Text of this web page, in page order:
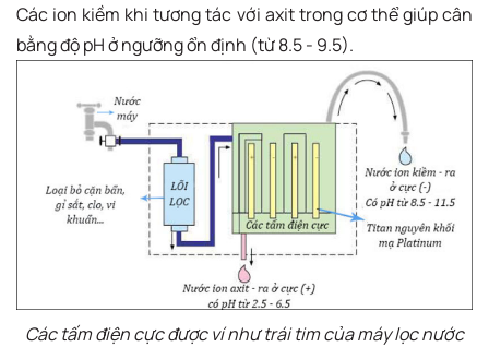
Các ion kiềm khi tương tác với axit trong cơ thể giúp cân
bằng độ pH ở ngưỡng ổn định (từ 8.5 - 9.5).
Các tấm điện cực được ví như trái tim của máy lọc nước